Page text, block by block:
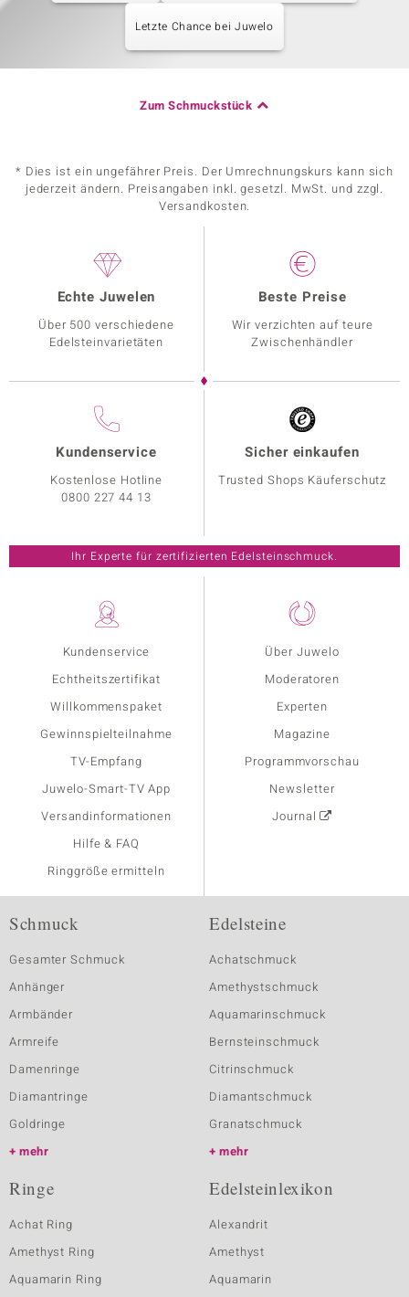
Letzte Chance bei Juwelo
Zum Schmuckstück
* Dies ist ein ungefährer Preis. Der Umrechnungskurs kann sich
jederzeit ändern. Preisangaben inkl. gesetzl. MwSt. und zzgl.
Versandkosten.
Kundenservice
Echtheitszertifikat
Willkommenspaket
Gewinnspielteilnahme
TV-Empfang
Juwelo-Smart-TV App
Versandinformationen
Hilfe & FAQ
Ringgröße ermitteln
Über Juwelo
Moderatoren
Experten
Magazine
Programmvorschau
Newsletter
Journal
Echte Juwelen
Über 500 verschiedene
Edelsteinvarietäten
Beste Preise
Wir verzichten auf teure
Zwischenhändler
Kundenservice
Kostenlose Hotline
0800 227 44 13
Sicher einkaufen
Trusted Shops Käuferschutz
Ihr Experte für zertifizierten Edelsteinschmuck.
Schmuck
Gesamter Schmuck
Anhänger
Armbänder
Armreife
Damenringe
Diamantringe
Goldringe
mehr
Edelsteine
Achatschmuck
Amethystschmuck
Aquamarinschmuck
Bernsteinschmuck
Citrinschmuck
Diamantschmuck
Granatschmuck
mehr
Ringe
Achat Ring
Amethyst Ring
Aquamarin Ring
Edelsteinlexikon
Alexandrit
Amethyst
Aquamarin